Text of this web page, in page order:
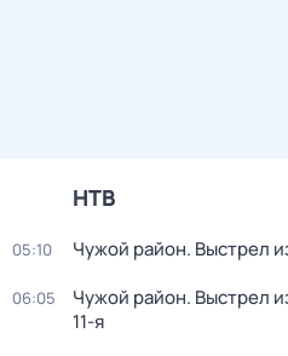
НТВ
05:10 Чужой район. Выстрел
06:05 Чужой район. Выстрел
11-я